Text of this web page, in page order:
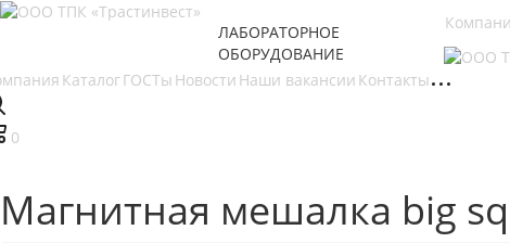
ЛАБОРАТОРНОЕ
ОБОРУДОВАНИЕ
КаталогГОСТы Новости Наши вакансии Контакты
0
Магнитная мешалка big